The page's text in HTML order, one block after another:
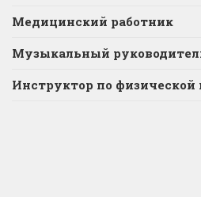
Медицинский работник
Музыкальный
Инструктор по физической